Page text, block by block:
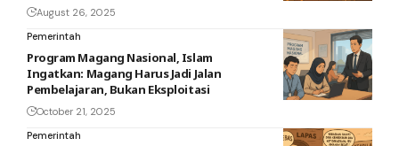
August 26, 2025
Pemerintah
Program Magang Nasional, Islam
Ingatkan: Magang Harus Jadi Jalan
Pembelajaran, Bukan Eksploitasi
October 21, 2025
Pemerintah